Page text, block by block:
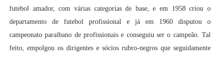
futebol amador, com várias categorias de base, e em 1958 criou o
departamento de futebol profissional e já em 1960 disputou o
campeonato paraibano de profissionais e conseguiu ser o campeão. Tal
feito, empolgou os dirigentes e sócios rubro-negros que seguidamente